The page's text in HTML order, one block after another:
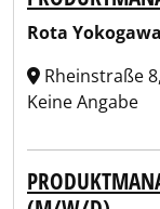
Rota
Rheinstraße
Keine Angabe